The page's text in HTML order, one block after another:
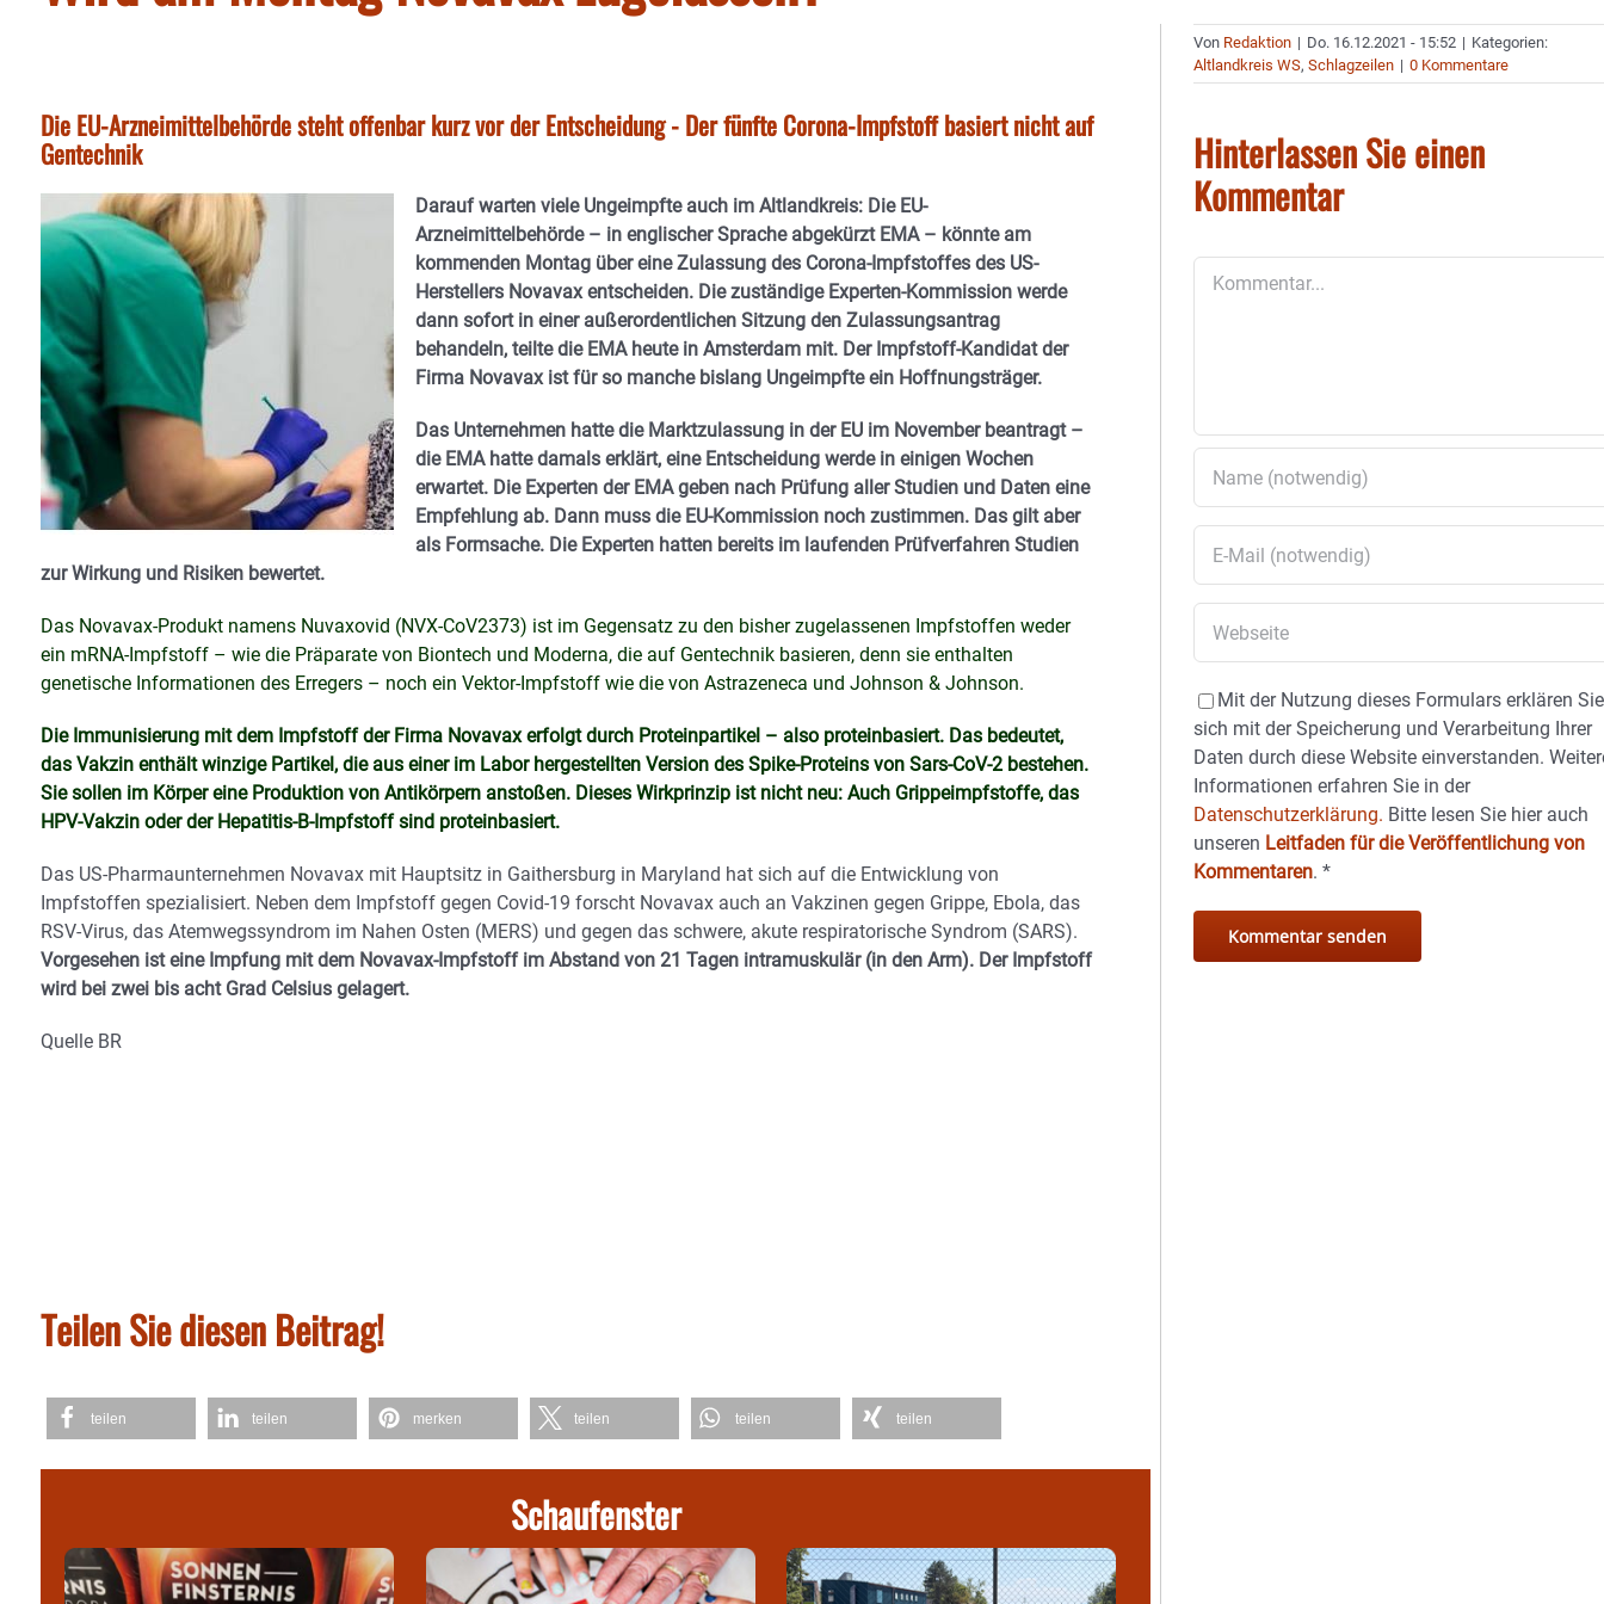
Die EU-Arzneimittelbehörde steht offenbar kurz vor der Entscheidung - Der fünfte Corona-Impfstoff basiert nicht auf
Gentechnik
Darauf warten viele Ungeimpfte auch im Altlandkreis: Die EU-
Arzneimittelbehörde – in englischer Sprache abgekürzt EMA – könnte am
kommenden Montag über eine Zulassung des Corona-Impfstoffes des US-
Herstellers Novavax entscheiden. Die zuständige Experten-Kommission werde
dann sofort in einer außerordentlichen Sitzung den Zulassungsantrag
behandeln, teilte die EMA heute in Amsterdam mit. Der Impfstoff-Kandidat der
Firma Novavax ist für so manche bislang Ungeimpfte ein Hoffnungsträger.
Das Unternehmen hatte die Marktzulassung in der EU im November beantragt –
die EMA hatte damals erklärt, eine Entscheidung werde in einigen Wochen
erwartet. Die Experten der EMA geben nach Prüfung aller Studien und Daten eine
Empfehlung ab. Dann muss die EU-Kommission noch zustimmen. Das gilt aber
als Formsache. Die Experten hatten bereits im laufenden Prüfverfahren Studien
zur Wirkung und Risiken bewertet.
Das Novavax-Produkt namens Nuvaxovid (NVX-CoV2373) ist im Gegensatz zu den bisher zugelassenen Impfstoffen weder
ein mRNA-Impfstoff – wie die Präparate von Biontech und Moderna, die auf Gentechnik basieren, denn sie enthalten
genetische Informationen des Erregers – noch ein Vektor-Impfstoff wie die von Astrazeneca und Johnson & Johnson.
Die Immunisierung mit dem Impfstoff der Firma Novavax erfolgt durch Proteinpartikel – also proteinbasiert. Das bedeutet,
das Vakzin enthält winzige Partikel, die aus einer im Labor hergestellten Version des Spike-Proteins von Sars-CoV-2 bestehen.
Sie sollen im Körper eine Produktion von Antikörpern anstoßen. Dieses Wirkprinzip ist nicht neu: Auch Grippeimpfstoffe, das
HPV-Vakzin oder der Hepatitis-B-Impfstoff sind proteinbasiert.
Das US-Pharmaunternehmen Novavax mit Hauptsitz in Gaithersburg in Maryland hat sich auf die Entwicklung von
Impfstoffen spezialisiert. Neben dem Impfstoff gegen Covid-19 forscht Novavax auch an Vakzinen gegen Grippe, Ebola, das
RSV-Virus, das Atemwegssyndrom im Nahen Osten (MERS) und gegen das schwere, akute respiratorische Syndrom (SARS).
Vorgesehen ist eine Impfung mit dem Novavax-Impfstoff im Abstand von 21 Tagen intramuskulär (in den Arm). Der Impfstoff
wird bei zwei bis acht Grad Celsius gelagert.
Quelle BR
Teilen Sie diesen Beitrag!
teilen teilen merken teilen teilen teilen
Schaufenster
Von Redaktion | Do. 16.12.2021 - 15:52 | Kategorien:
Altlandkreis WS,Schlagzeilen | 0 Kommentare
Hinterlassen Sie einen
Kommentar
Mit der Nutzung dieses Formulars erklären Sie
sich mit der Speicherung und Verarbeitung Ihrer
Daten durch diese Website einverstanden.
Informationen erfahren Sie in der
Datenschutzerklärung. Bitte lesen Sie hier auch
unseren Leitfaden für die Veröffentlichung von
Kommentaren.*